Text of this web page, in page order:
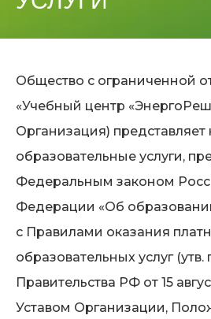
Общество с ограниченной
«Учебный центр
Организация)
образовательные услуги,
Федеральным законом
Федерации «Об
с Правилами оказания
образовательных услуг
Правительства РФ от 15
Уставом Организации,